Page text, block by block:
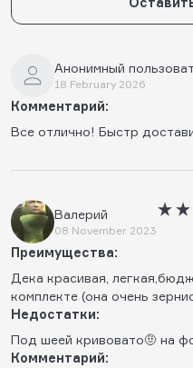
Анонимный
18 February 2026
Комментарий:
Все отлично! Быстр
Валерий
08 November 2023
Преимущества:
Дека красивая,
комплекте (она очень
Недостатки:
Под шеей кривовато🤨 на
Комментарий: